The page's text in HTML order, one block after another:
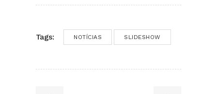
Tags: NOTÍCIAS SLIDESHOW